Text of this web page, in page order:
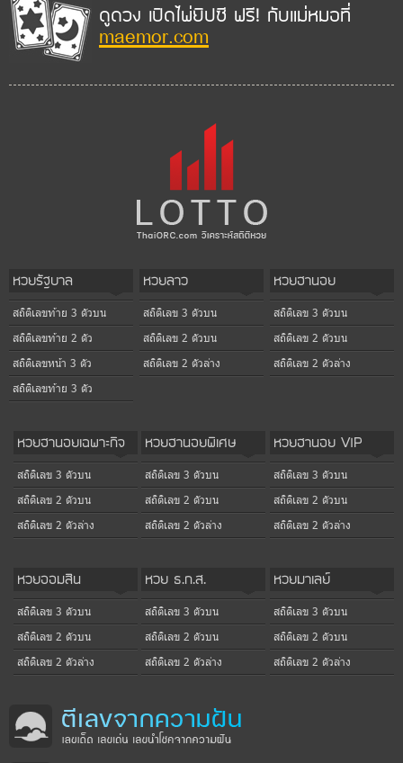
ดูดวง เปิดไพ่ยิปซี ฟรี! กับแม่หมอที่
maemor.com
หวยรัฐบาล
สถิติเลขท้าย 3 ตัวบน
สถิติเลขท้าย 2 ตัว
สถิติเลขหน้า 3 ตัว
สถิติเลขท้าย 3 ตัว
หวยลาว
สถิติเลข 3 ตัวบน
สถิติเลข 2 ตัวบน
สถิติเลข 2 ตัวล่าง
หวยฮานอย
สถิติเลข 3 ตัวบน
สถิติเลข 2 ตัวบน
สถิติเลข 2 ตัวล่าง
หวยฮานอยเฉพาะกิจ
สถิติเลข 3 ตัวบน
สถิติเลข 2 ตัวบน
สถิติเลข 2 ตัวล่าง
หวยฮานอยพิเศษ
สถิติเลข 3 ตัวบน
สถิติเลข 2 ตัวบน
สถิติเลข 2 ตัวล่าง
หวยฮานอย VIP
สถิติเลข 3 ตัวบน
สถิติเลข 2 ตัวบน
สถิติเลข 2 ตัวล่าง
หวยออมสิน
สถิติเลข 3 ตัวบน
สถิติเลข 2 ตัวบน
สถิติเลข 2 ตัวล่าง
หวย ธ.ก.ส.
สถิติเลข 3 ตัวบน
สถิติเลข 2 ตัวบน
สถิติเลข 2 ตัวล่าง
หวยมาเลย์
สถิติเลข 3 ตัวบน
สถิติเลข 2 ตัวบน
สถิติเลข 2 ตัวล่าง